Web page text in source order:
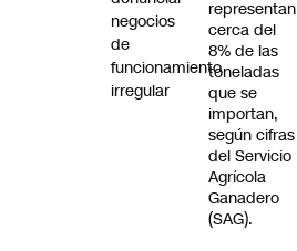
representan
cerca del
8% de las
toneladas
que se
importan,
según cifras
del Servicio
Agrícola
Ganadero
(SAG).
negocios
de
funcionamiento
irregular